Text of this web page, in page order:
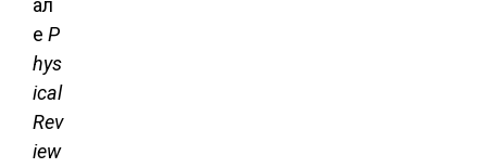
ал
е P
hys
ical
Rev
iew